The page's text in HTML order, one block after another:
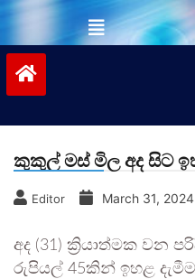
කුකුල් මස් මිල අද සිට
Editor March 31, 2024
අද (31) ක්‍රියාත්මක වන
රුපියල් 45කින් ඉහළ